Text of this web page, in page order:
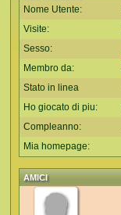
Nome Utente:
Visite:
Sesso:
Membro da:
Stato in linea
Ho giocato di piu:
Compleanno:
Mia homepage:
AMICI